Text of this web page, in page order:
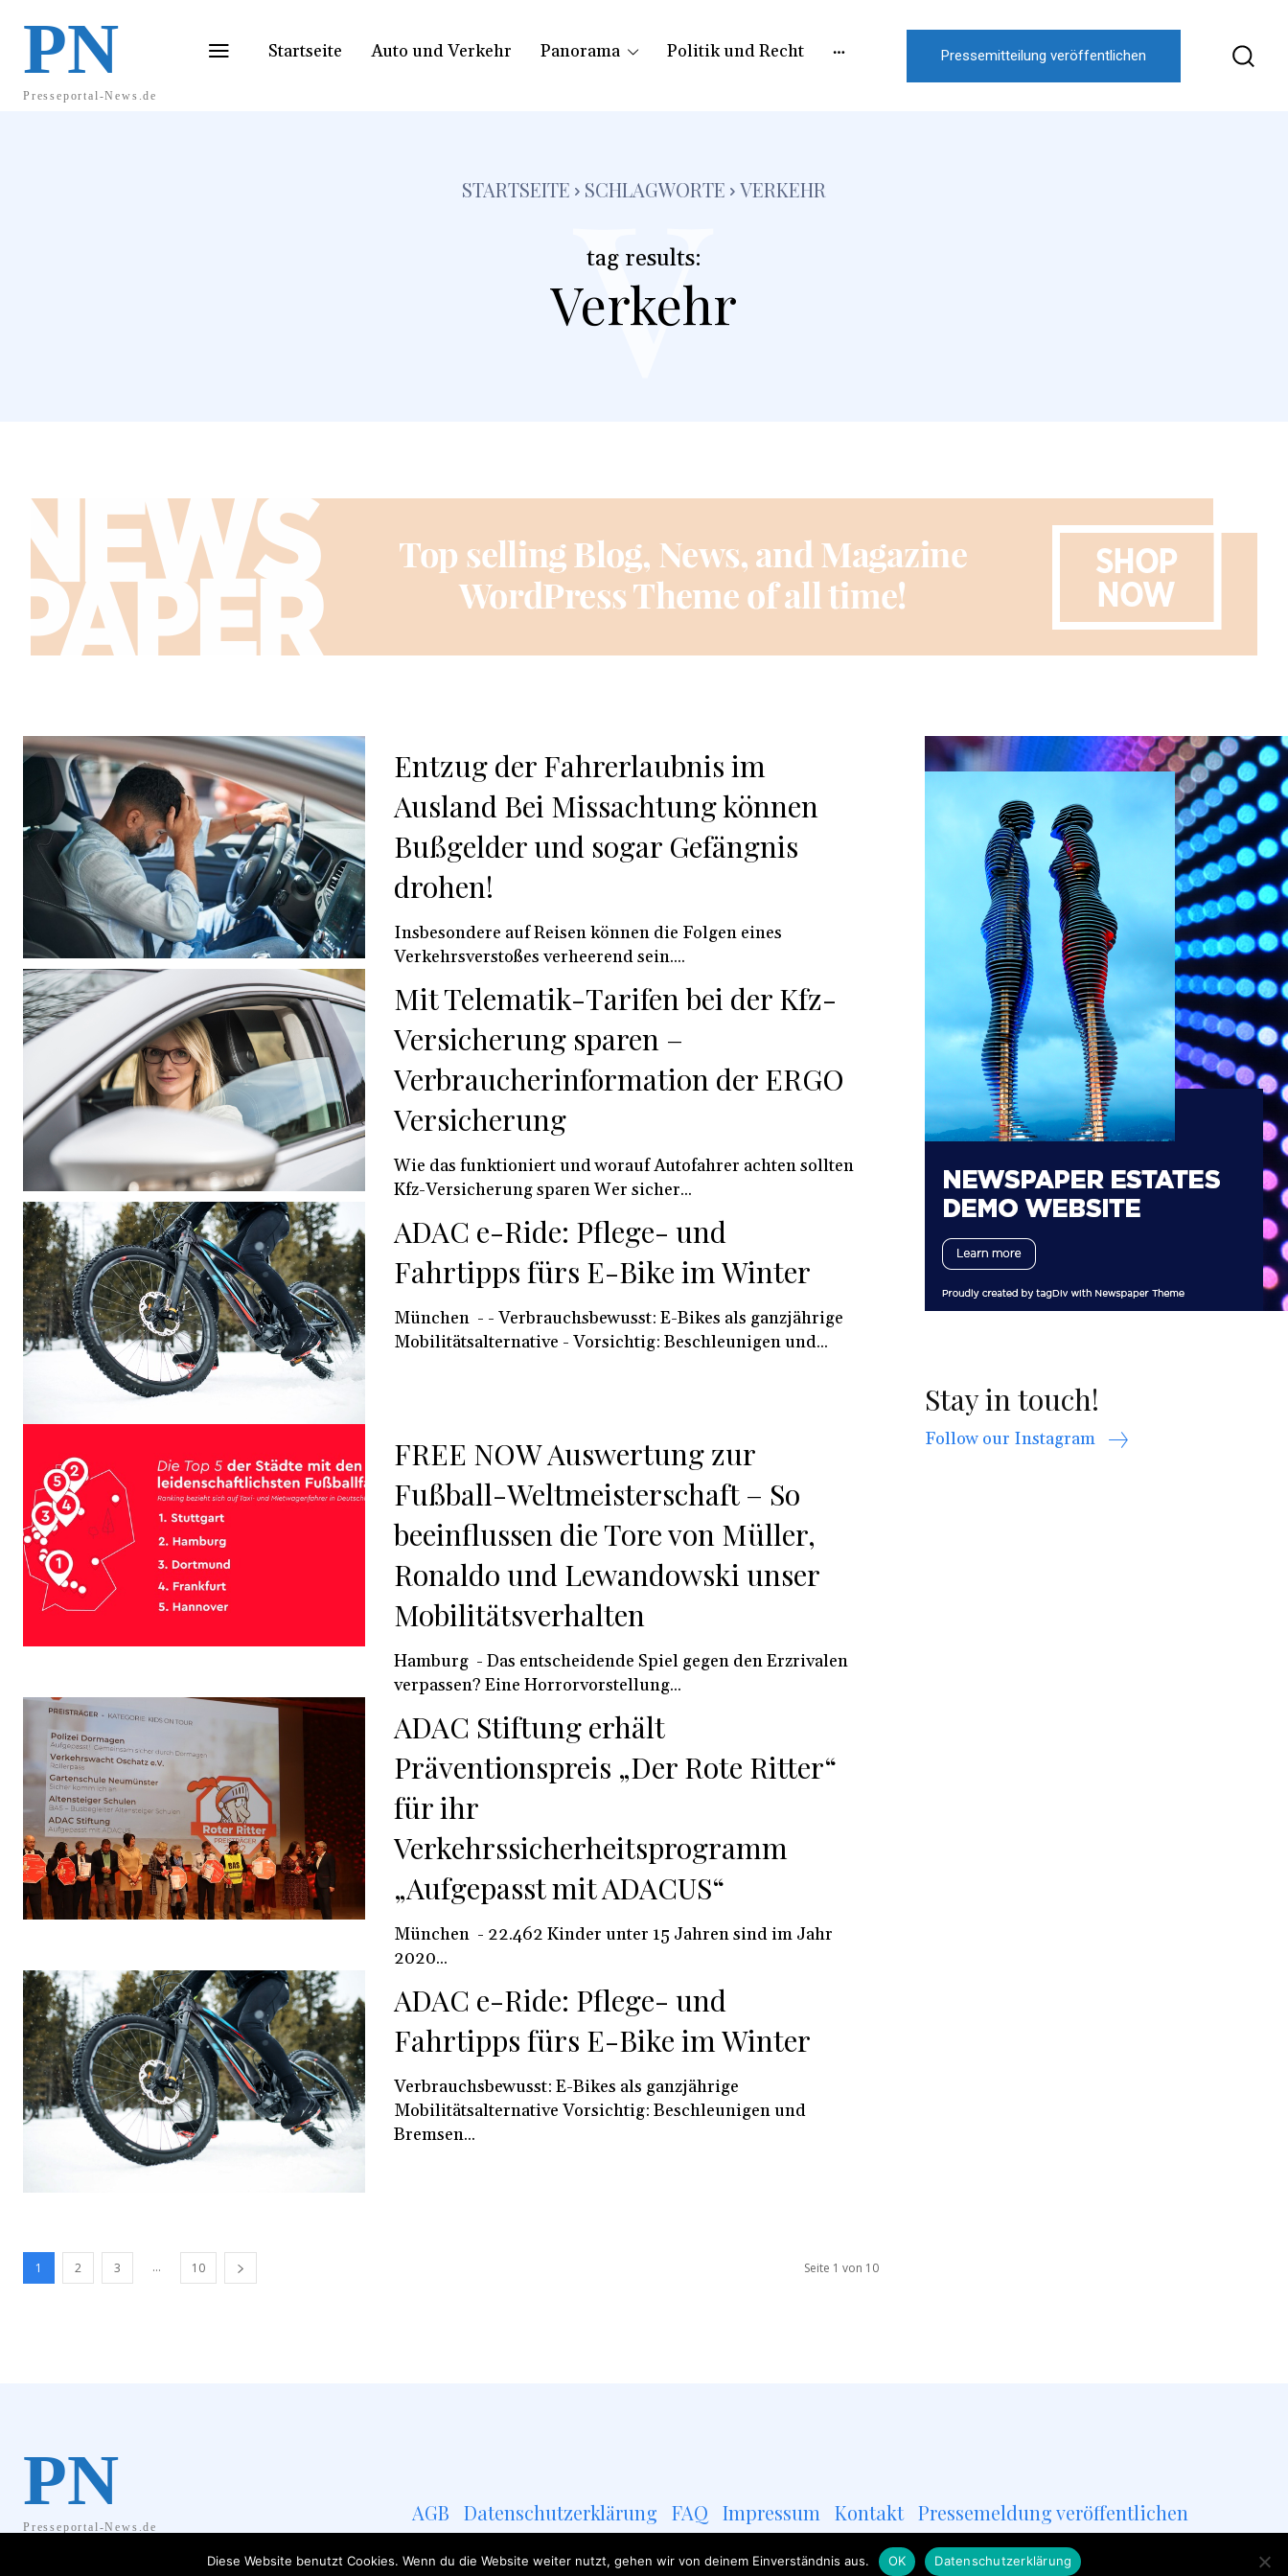
PN
Presseportal-News.de
Startseite Auto und Verkehr Panorama Politik und Recht Pressemitteilung veröffentlichen
STARTSEITE SCHLAGWORTE VERKEHR
tag results:
Verkehr
v
Entzug der Fahrerlaubnis im
Ausland Bei Missachtung können
Bußgelder und sogar Gefängnis
drohen!
Insbesondere auf Reisen können die Folgen eines
Verkehrsverstoßes verheerend sein....
Mit Telematik-Tarifen bei der Kfz-
Versicherung sparen –
Verbraucherinformation der ERGO
Versicherung
Wie das funktioniert und worauf Autofahrer achten sollten
Kfz-Versicherung sparen Wer sicher...
ADAC e-Ride: Pflege- und
Fahrtipps fürs E-Bike im Winter
München - - Verbrauchsbewusst: E-Bikes als ganzjährige
Mobilitätsalternative - Vorsichtig: Beschleunigen und...
FREE NOW Auswertung zur
Fußball-Weltmeisterschaft – So
beeinflussen die Tore von Müller,
Ronaldo und Lewandowski unser
Mobilitätsverhalten
Hamburg - Das entscheidende Spiel gegen den Erzrivalen
verpassen? Eine Horrorvorstellung...
ADAC Stiftung erhält
Präventionspreis „Der Rote Ritter“
für ihr
Verkehrssicherheitsprogramm
„Aufgepasst mit ADACUS“
München - 22.462 Kinder unter 15 Jahren sind im Jahr
2020...
ADAC e-Ride: Pflege- und
Fahrtipps fürs E-Bike im Winter
Verbrauchsbewusst: E-Bikes als ganzjährige
Mobilitätsalternative Vorsichtig: Beschleunigen und
Bremsen...
1 2 3 ... 10 Seite 1 von 10
Stay in touch!
Follow our Instagram
PN
Presseportal-News.de
AGB Datenschutzerklärung FAQ Impressum Kontakt Pressemeldung veröffentlichen
Diese Website benutzt Cookies. Wenn du die Website weiter nutzt, gehen wir von deinem Einverständnis aus. OK Datenschutzerklärung